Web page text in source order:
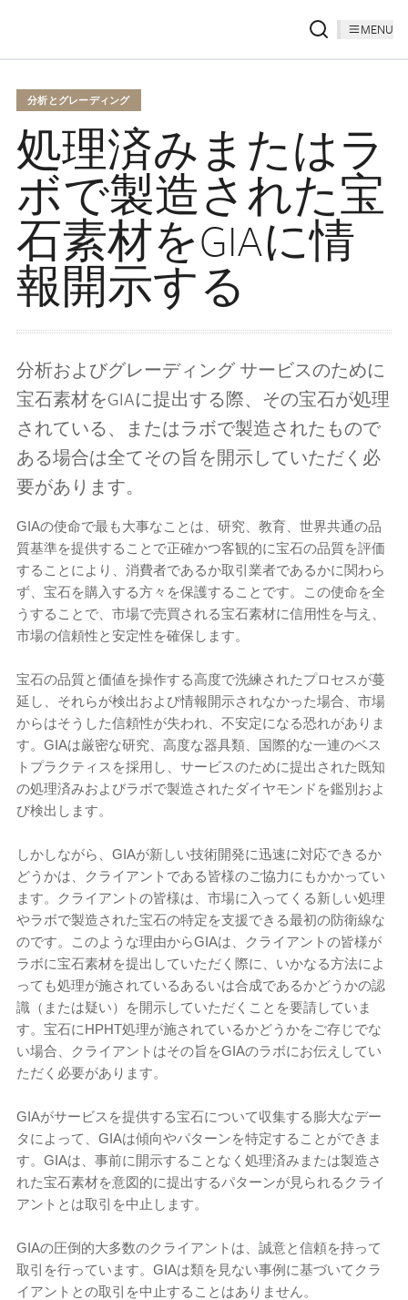
MENU
分析とグレーディング
処理済みまたはラ
ボで製造された宝
石素材をGIAに情
報開示する
分析およびグレーディング サービスのために
宝石素材をGIAに提出する際、その宝石が処理
されている、またはラボで製造されたもので
ある場合は全てその旨を開示していただく必
要があります。
GIAの使命で最も大事なことは、研究、教育、世界共通の品
質基準を提供することで正確かつ客観的に宝石の品質を評価
することにより、消費者であるか取引業者であるかに関わら
ず、宝石を購入する方々を保護することです。この使命を全
うすることで、市場で売買される宝石素材に信用性を与え、
市場の信頼性と安定性を確保します。
宝石の品質と価値を操作する高度で洗練されたプロセスが蔓
延し、それらが検出および情報開示されなかった場合、市場
からはそうした信頼性が失われ、不安定になる恐れがありま
す。GIAは厳密な研究、高度な器具類、国際的な一連のベス
トプラクティスを採用し、サービスのために提出された既知
の処理済みおよびラボで製造されたダイヤモンドを鑑別およ
び検出します。
しかしながら、GIAが新しい技術開発に迅速に対応できるか
どうかは、クライアントである皆様のご協力にもかかってい
ます。クライアントの皆様は、市場に入ってくる新しい処理
やラボで製造された宝石の特定を支援できる最初の防衛線な
のです。このような理由からGIAは、クライアントの皆様が
ラボに宝石素材を提出していただく際に、いかなる方法によ
っても処理が施されているあるいは合成であるかどうかの認
識（または疑い）を開示していただくことを要請していま
す。宝石にHPHT処理が施されているかどうかをご存じでな
い場合、クライアントはその旨をGIAのラボにお伝えしてい
ただく必要があります。
GIAがサービスを提供する宝石について収集する膨大なデー
タによって、GIAは傾向やパターンを特定することができま
す。GIAは、事前に開示することなく処理済みまたは製造さ
れた宝石素材を意図的に提出するパターンが見られるクライ
アントとは取引を中止します。
GIAの圧倒的大多数のクライアントは、誠意と信頼を持って
取引を行っています。GIAは類を見ない事例に基づいてクラ
イアントとの取引を中止することはありません。